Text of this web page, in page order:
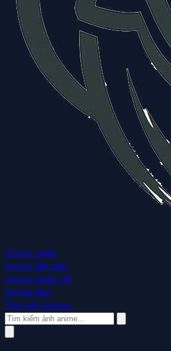
Anime ngầu
Anime độc đáo
Anime nhân vật
Anime đẹp
Thư viện Anime